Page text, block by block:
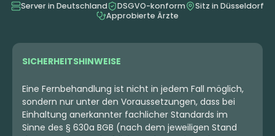
Server in Deutschland DSGVO-konform
Sitz in Düsseldorf
Approbierte Ärzte
SICHERHEITSHINWEISE
Eine Fernbehandlung ist nicht in jedem Fall möglich,
sondern nur unter den Voraussetzungen, dass bei
Einhaltung anerkannter fachlicher Standards im
Sinne des § 630a BGB (nach dem jeweiligen Stand